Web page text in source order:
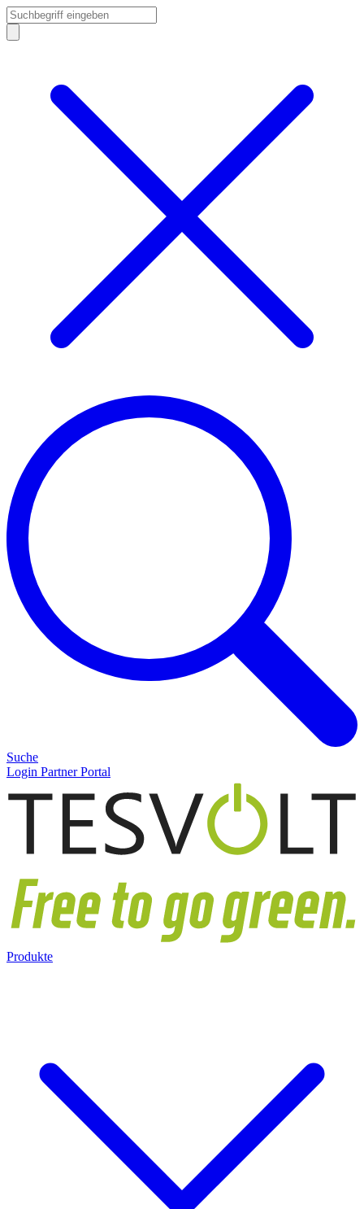
Suche
Login Partner Portal
Produkte